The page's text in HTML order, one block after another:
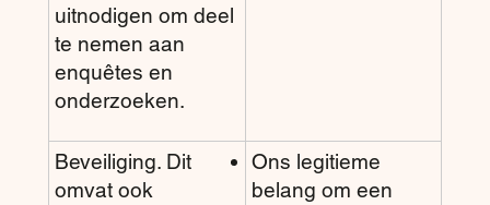
uitnodigen om deel
te nemen aan
enquêtes en
onderzoeken.
Beveiliging. Dit
omvat ook
Ons legitieme
belang om een